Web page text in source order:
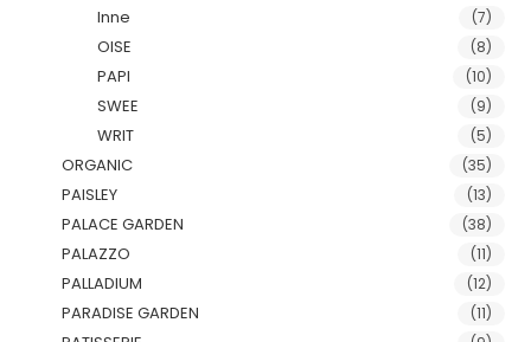
Inne (7)
OISE (8)
PAPI (10)
SWEE (9)
WRIT (5)
ORGANIC (35)
PAISLEY (13)
PALACE GARDEN (38)
PALAZZO (11)
PALLADIUM (12)
PARADISE GARDEN (11)